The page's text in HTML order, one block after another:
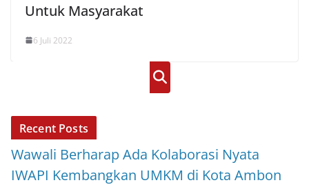
Untuk Masyarakat
6 Juli 2022
Cari
Recent Posts
Wawali Berharap Ada Kolaborasi Nyata
IWAPI Kembangkan UMKM di Kota Ambon